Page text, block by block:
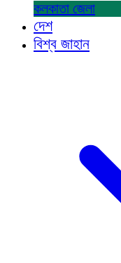
কলকাতা জেলা
দেশ
বিশ্ব জাহান